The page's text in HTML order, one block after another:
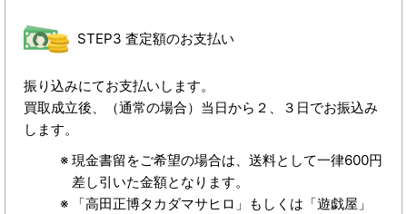
STEP3 査定額のお支払い
振り込みにてお支払いします。
買取成立後、（通常の場合）当日から２、３日でお振込み
します。
現金書留をご希望の場合は、送料として一律600円
差し引いた金額となります。
「高田正博タカダマサヒロ」もしくは「遊戯屋」